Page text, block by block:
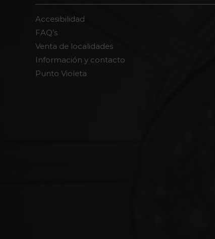
Accesibilidad
FAQ’s
Venta de localidades
Información y contacto
Punto Violeta